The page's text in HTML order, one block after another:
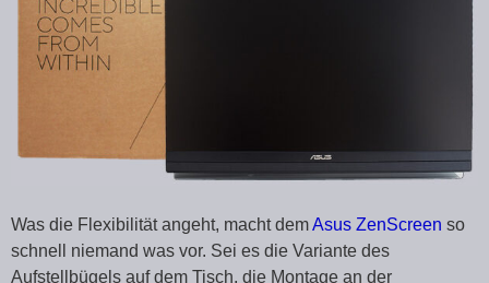
Was die Flexibilität angeht, macht demAsus ZenScreen so
schnell niemand was vor. Sei es die Variante des
Aufstellbügels auf dem Tisch, die Montage an der